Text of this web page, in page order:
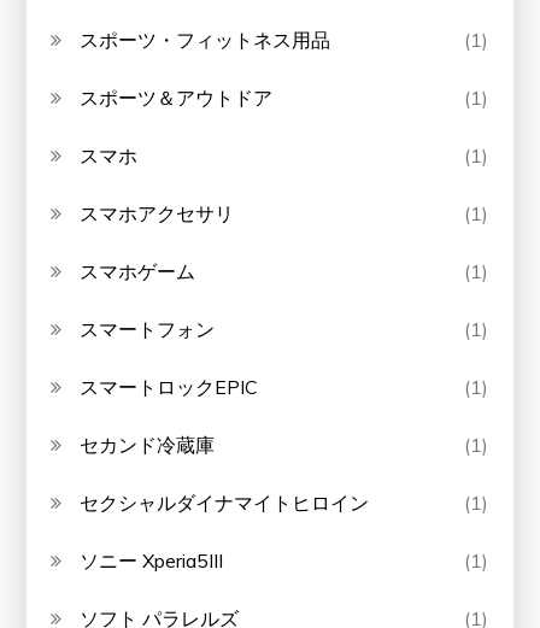
スポーツ・フィットネス用品 (1)
スポーツ＆アウトドア (1)
スマホ (1)
スマホアクセサリ (1)
スマホゲーム (1)
スマートフォン (1)
スマートロックEPIC (1)
セカンド冷蔵庫 (1)
セクシャルダイナマイトヒロイン (1)
ソニー Xperia5III (1)
ソフト パラレルズ (1)